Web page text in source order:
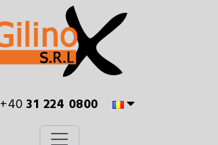
+4031 224 0800